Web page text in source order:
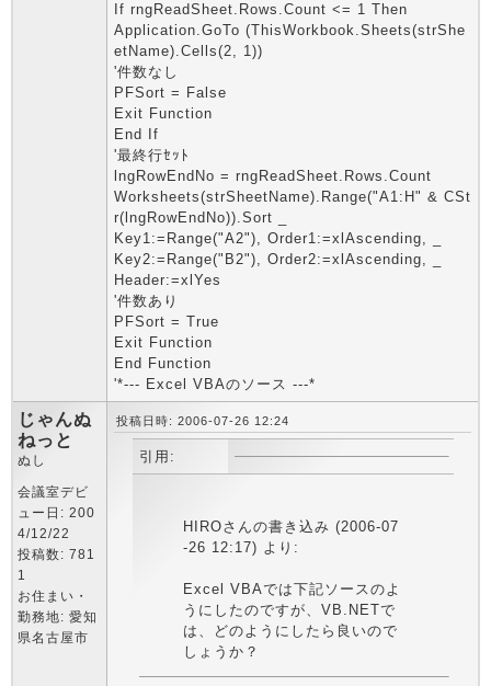
If rngReadSheet.Rows.Count <= 1 Then
Application.GoTo (ThisWorkbook.Sheets(strShe
etName).Cells(2, 1))
'件数なし
PFSort = False
Exit Function
End If
'最終行ｾｯﾄ
lngRowEndNo = rngReadSheet.Rows.Count
Worksheets(strSheetName).Range("A1:H" & CSt
r(lngRowEndNo)).Sort _
Key1:=Range("A2"), Order1:=xlAscending, _
Key2:=Range("B2"), Order2:=xlAscending, _
Header:=xlYes
'件数あり
PFSort = True
Exit Function
End Function
'*--- Excel VBAのソース ---*
じゃんぬ
ねっと
ぬし
会議室デビ
ュー日: 200
4/12/22
投稿数: 781
1
お住まい・
勤務地: 愛知
県名古屋市
投稿日時: 2006-07-26 12:24
引用:
HIROさんの書き込み (2006-07
-26 12:17) より:
Excel VBAでは下記ソースのよ
うにしたのですが、VB.NETで
は、どのようにしたら良いので
しょうか？